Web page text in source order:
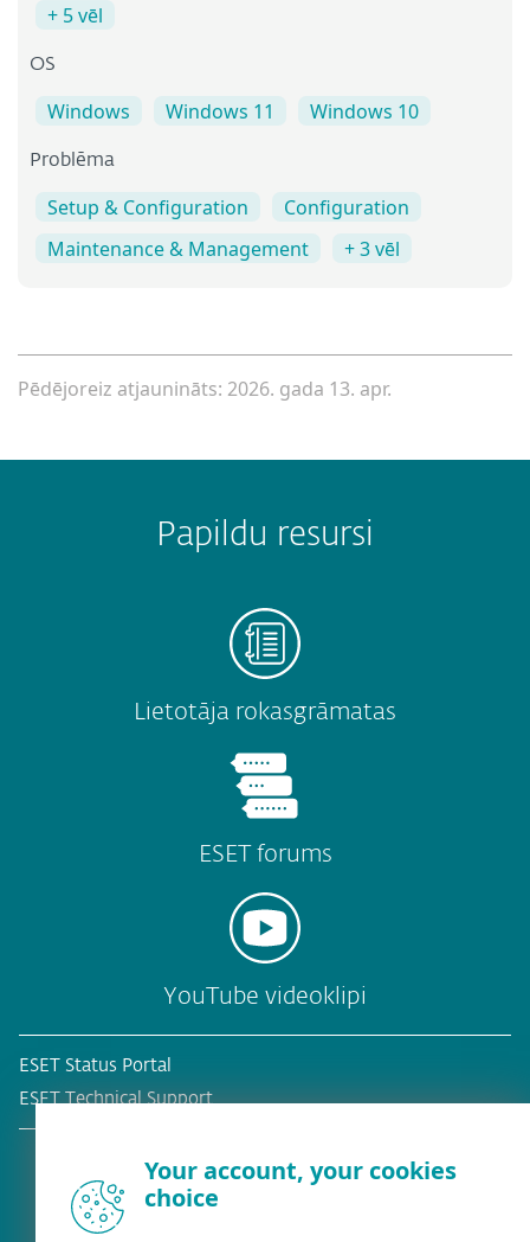
+ 5 vēl
OS
Windows Windows 11 Windows 10
Problēma
Setup & Configuration
Configuration
Maintenance & Management
+ 3 vēl
Pēdējoreiz atjaunināts: 2026. gada 13. apr.
Papildu resursi
Lietotāja rokasgrāmatas
ESET forums
YouTube videoklipi
ESET Status Portal
ESET Technical Support
Your account, your cookies
choice